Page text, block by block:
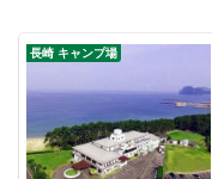
長崎 キャンプ場